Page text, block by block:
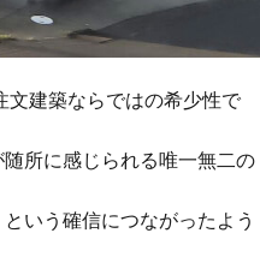
文建築ならではの希少性で
所に感じられる唯一無二の
いう確信につながったよう